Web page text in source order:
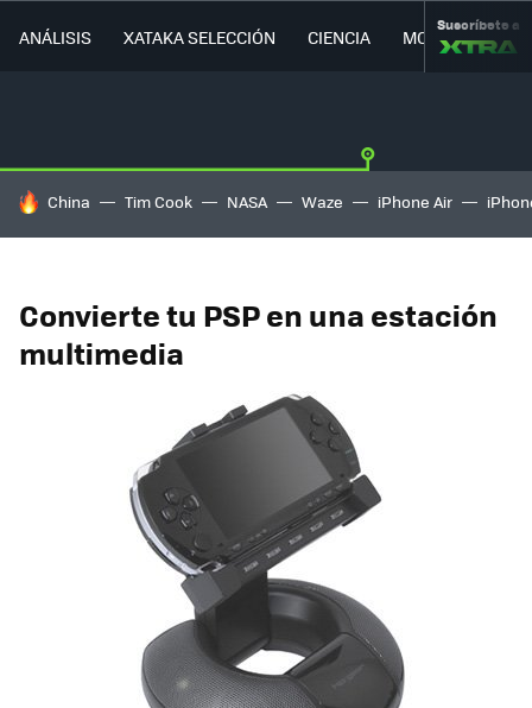
ANÁLISIS XATAKA SELECCIÓN CIENCIA MOVILIDAD
Suscríbete a
HOY SE HABLA DE
China Tim Cook NASA Waze iPhone Air
Convierte tu PSP en una estación
multimedia